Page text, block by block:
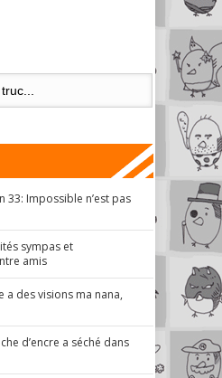
33: Impossible n’est pas
sympas et
amis
a des visions ma nana,
d’encre a séché dans